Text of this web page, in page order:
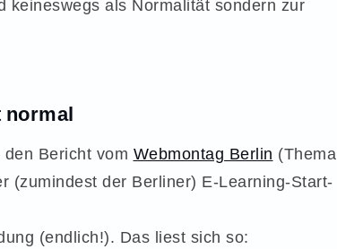
keineswegs als Normalität sondern zur
normal
Bericht vom Webmontag Berlin (Thema
(zumindest der Berliner) E-Learning-Start-
(endlich!). Das liest sich so: